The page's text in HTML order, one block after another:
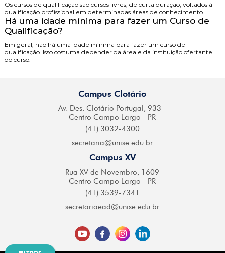
Os cursos de qualificação são cursos livres, de curta duração, voltados à
qualificação profissional em determinadas áreas de conhecimento.
Há uma idade mínima para fazer um Curso de
Qualificação?
Em geral, não há uma idade mínima para fazer um curso de
qualificação. Isso costuma depender da área e da instituição ofertante
do curso.
Campus Clotário
Av. Des. Clotário Portugal, 933 -
Centro Campo Largo - PR
(41) 3032-4300
secretaria@unise.edu.br
Campus XV
Rua XV de Novembro, 1609
Centro Campo Largo - PR
(41) 3539-7341
secretariaead@unise.edu.br